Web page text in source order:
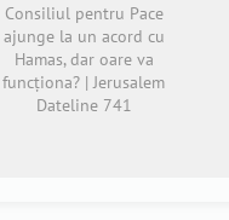
Consiliul pentru Pace
ajunge la un acord cu
Hamas, dar oare va
funcționa? | Jerusalem
Dateline 741